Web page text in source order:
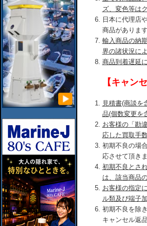
ズ、変色等は
日本に代理店
商品がありま
輸入商品の納
界の諸状況に
商品到着遅延
【キャン
見積書(商談を
品(個数変更を
お客様の「勘
応した買取手
初期不良の場
応させて頂き
初期不良とさ
は、該当商品
お客様の指定
ル類及び端子
初期不良を除
キャンセル返